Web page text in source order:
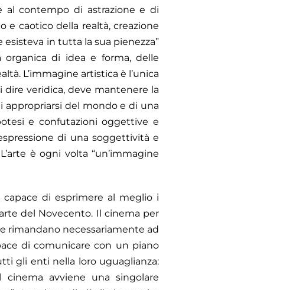
al contempo di astrazione e di
e caotico della realtà, creazione
in tutta la sua pienezza”
organica di idea e forma, delle
L’immagine artistica è l’unica
veridica, deve mantenere la
appropriarsi del mondo e di una
e confutazioni oggettive e
di una soggettività e
è ogni volta “un’immagine
capace di esprimere al meglio i
del Novecento. Il cinema per
rimandano necessariamente ad
di comunicare con un piano
gli enti nella loro uguaglianza:
cinema avviene una singolare